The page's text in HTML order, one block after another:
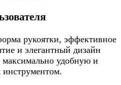
рукоятки, эффективное
и элегантный дизайн
максимально удобную и